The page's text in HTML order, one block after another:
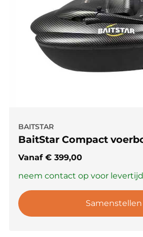
BAITSTAR
BaitStar Compact
Vanaf € 399,00
neem contact op voor
Samenstellen